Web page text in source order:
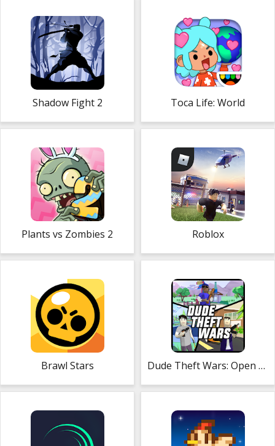
Shadow Fight 2 Toca Life: World
Plants vs Zombies 2 Roblox
Brawl Stars Dude Theft Wars: Open World Sandbox Simulator